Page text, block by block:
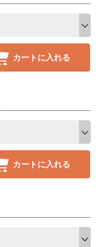
カートに入れる
カートに入れる